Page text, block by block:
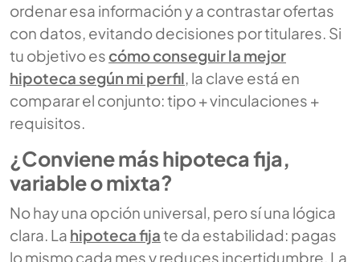
ordenar esa información y a contrastar ofertas
con datos, evitando decisiones por titulares. Si
tu objetivo es cómo conseguir la mejor
hipoteca según mi perfil, la clave está en
comparar el conjunto: tipo + vinculaciones +
requisitos.
¿Conviene más hipoteca fija,
variable o mixta?
No hay una opción universal, pero sí una lógica
clara. La hipoteca fijate da estabilidad: pagas
lo mismo cada mes y reduces incertidumbre. La